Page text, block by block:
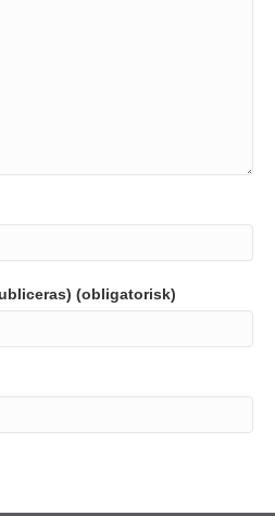
(obligatorisk)